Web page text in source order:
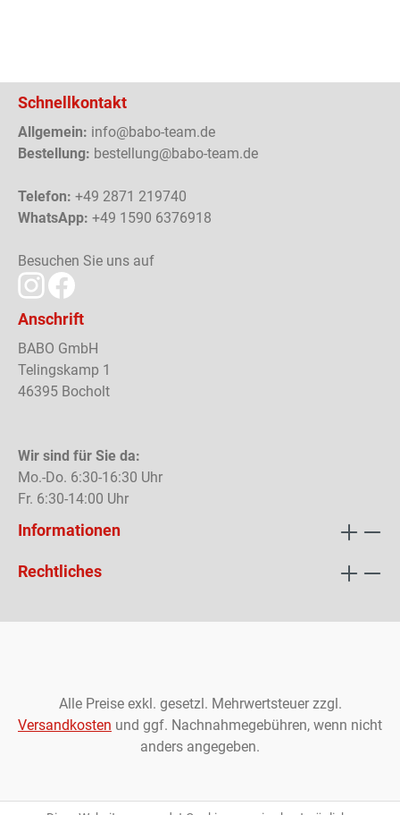
Schnellkontakt
Allgemein: info@babo-team.de
Bestellung: bestellung@babo-team.de
Telefon: +49 2871 219740
WhatsApp: +49 1590 6376918
Besuchen Sie uns auf
Anschrift
BABO GmbH
Telingskamp 1
46395 Bocholt
Wir sind für Sie da:
Mo.-Do. 6:30-16:30 Uhr
Fr. 6:30-14:00 Uhr
Informationen
Rechtliches
Alle Preise exkl. gesetzl. Mehrwertsteuer zzgl.
Versandkosten und ggf. Nachnahmegebühren, wenn nicht
anders angegeben.